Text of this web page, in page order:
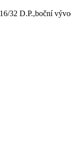
32 D.P.,boční